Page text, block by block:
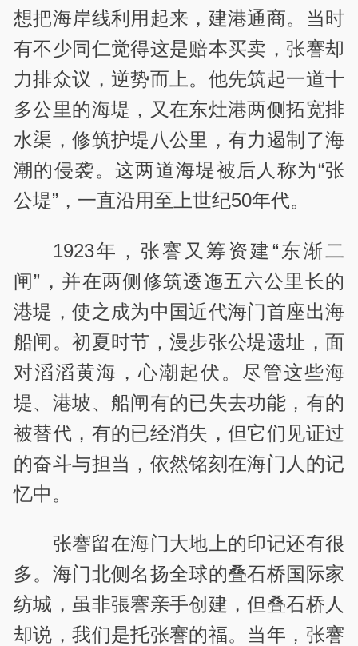
想把海岸线利用起来，建港通商。当时
有不少同仁觉得这是赔本买卖，张謇却
力排众议，逆势而上。他先筑起一道十
多公里的海堤，又在东灶港两侧拓宽排
水渠，修筑护堤八公里，有力遏制了海
潮的侵袭。这两道海堤被后人称为“张
公堤”，一直沿用至上世纪50年代。
1923年，张謇又筹资建“东渐二
闸”，并在两侧修筑逶迤五六公里长的
港堤，使之成为中国近代海门首座出海
船闸。初夏时节，漫步张公堤遗址，面
对滔滔黄海，心潮起伏。尽管这些海
堤、港坡、船闸有的已失去功能，有的
被替代，有的已经消失，但它们见证过
的奋斗与担当，依然铭刻在海门人的记
忆中。
张謇留在海门大地上的印记还有很
多。海门北侧名扬全球的叠石桥国际家
纺城，虽非張謇亲手创建，但叠石桥人
却说，我们是托张謇的福。当年，张謇